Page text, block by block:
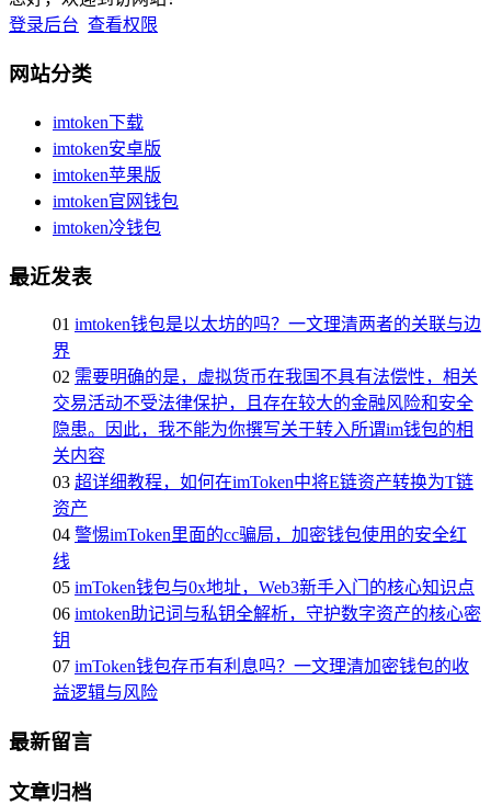
登录后台 查看权限
网站分类
imtoken下载
imtoken安卓版
imtoken苹果版
imtoken官网钱包
imtoken冷钱包
最近发表
01 imtoken钱包是以太坊的吗？一文理清两者的关联与边
界
02 需要明确的是，虚拟货币在我国不具有法偿性，相关
交易活动不受法律保护，且存在较大的金融风险和安全
隐患。因此，我不能为你撰写关于转入所谓im钱包的相
关内容
03 超详细教程，如何在imToken中将E链资产转换为T链
资产
04 警惕imToken里面的cc骗局，加密钱包使用的安全红
线
05 imToken钱包与0x地址，Web3新手入门的核心知识点
06 imtoken助记词与私钥全解析，守护数字资产的核心密
钥
07 imToken钱包存币有利息吗？一文理清加密钱包的收
益逻辑与风险
最新留言
文章归档